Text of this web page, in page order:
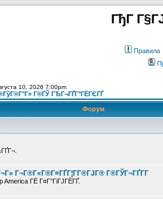
ГђГ
Правила
10, 2026 7:00pm
Г®ГЎ ГЂГ¬ГҐГ°ГЁГЄГҐ
Форум
Г¬Г®Г«Г®Г¤ГҐГ¦Г­Г®ГЈГ® Г®ГЎГ¬ГҐГ­Г
ГЁ Г¤Г°ГіГЈГЁГҐ.